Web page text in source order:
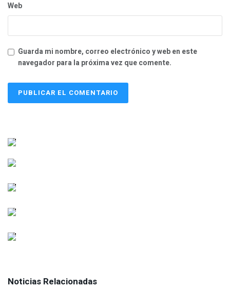
Web
Guarda mi nombre, correo electrónico y web en este
navegador para la próxima vez que comente.
Noticias Relacionadas